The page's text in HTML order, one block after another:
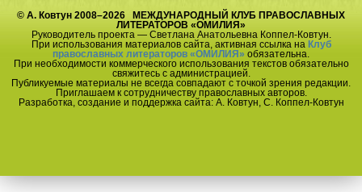
© А. Ковтун 2008–2026 МЕЖДУНАРОДНЫЙ КЛУБ ПРАВОСЛАВНЫХ
ЛИТЕРАТОРОВ «ОМИЛИЯ»
Руководитель проекта — Светлана Анатольевна Коппел-Ковтун.
При использования материалов сайта, активная ссылка на Клуб
православных литераторов «ОМИЛИЯ» обязательна.
При необходимости коммерческого использования текстов обязательно
свяжитесь с администрацией.
Публикуемые материалы не всегда совпадают с точкой зрения редакции.
Приглашаем к сотрудничеству православных авторов.
Разработка, создание и поддержка сайта: А. Ковтун, С. Коппел-Ковтун